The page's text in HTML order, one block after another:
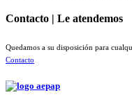
Contacto | Le atendemos
Quedamos a su disposición para
Contacto